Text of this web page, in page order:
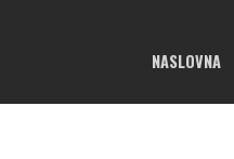
NASLOVNA